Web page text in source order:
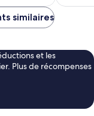
de
similaires
et les
Plus de récompenses